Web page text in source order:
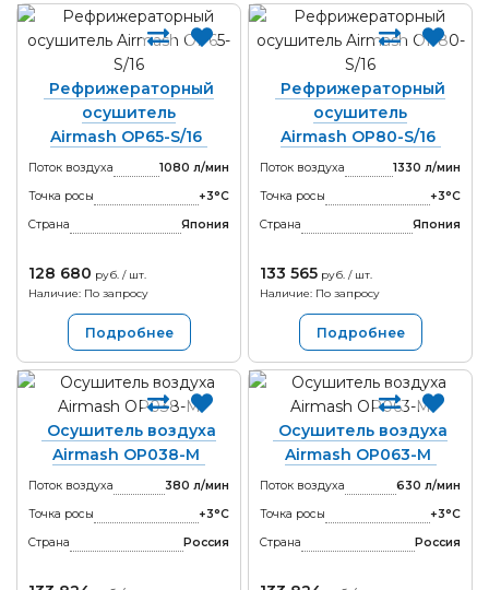
Рефрижераторный
осушитель
Airmash OP65-S/16
Поток воздуха
1080 л/мин
Точка росы
+3°С
Страна
Япония
128 680 руб. / шт.
Наличие: По запросу
Подробнее
Рефрижераторный
осушитель
Airmash OP80-S/16
Поток воздуха
1330 л/мин
Точка росы
+3°С
Страна
Япония
133 565 руб. / шт.
Наличие: По запросу
Подробнее
Осушитель воздуха
Airmash OP038-M
Поток воздуха
380 л/мин
Точка росы
+3°С
Страна
Россия
Осушитель воздуха
Airmash OP063-M
Поток воздуха
630 л/мин
Точка росы
+3°С
Страна
Россия